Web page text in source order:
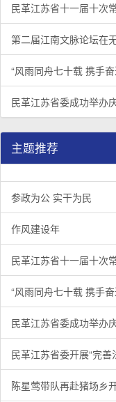
民革江苏省十一届十次
第二届江南文脉论坛在
“风雨同舟七十载 携手
民革江苏省委成功举办
主题推荐
参政为公 实干为民
作风建设年
民革江苏省十一届十次
“风雨同舟七十载 携手
民革江苏省委成功举办
民革江苏省委开展“完善
陈星莺带队再赴猪场乡